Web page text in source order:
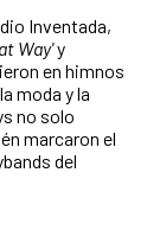
Inventada,
Way'y
en himnos
moda y la
no solo
marcaron el
del